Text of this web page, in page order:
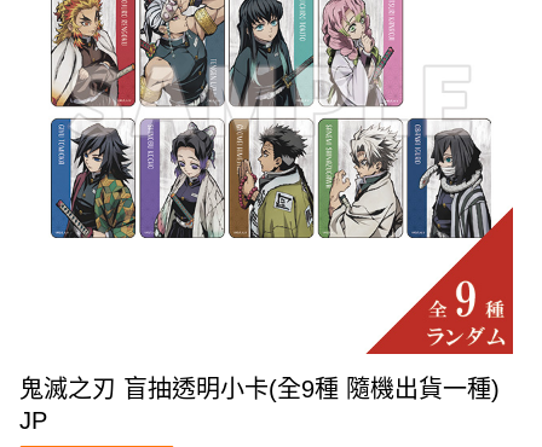
鬼滅之刃 盲抽透明小卡(全9種 隨機出貨一種)
JP